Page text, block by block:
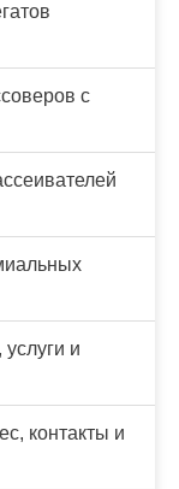
с
и
контакты и